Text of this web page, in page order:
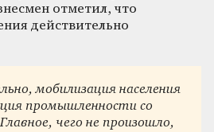
отметил, что
действительно
мобилизация населения
промышленности со
чего не произошло,